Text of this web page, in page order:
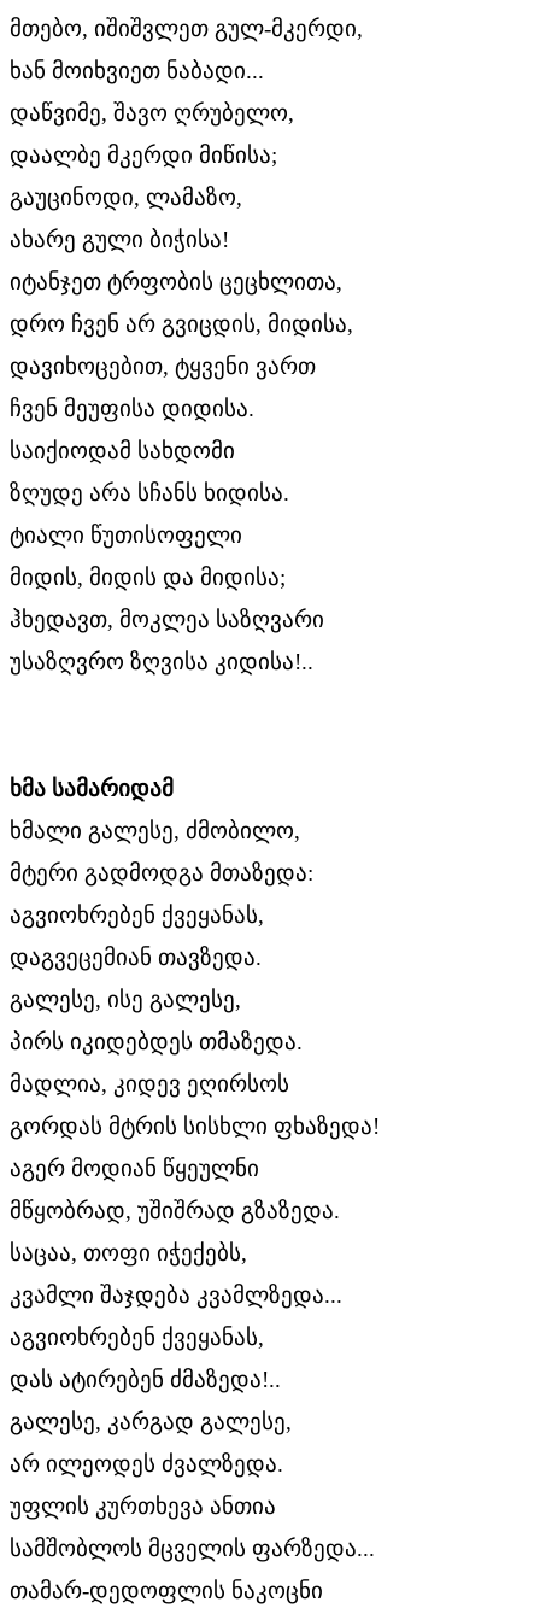
მთებო, იშიშვლეთ გულ-მკერდი,
ხან მოიხვიეთ ნაბადი...
დაწვიმე, შავო ღრუბელო,
დაალბე მკერდი მიწისა;
გაუცინოდი, ლამაზო,
ახარე გული ბიჭისა!
იტანჯეთ ტრფობის ცეცხლითა,
დრო ჩვენ არ გვიცდის, მიდისა,
დავიხოცებით, ტყვენი ვართ
ჩვენ მეუფისა დიდისა.
საიქიოდამ სახდომი
ზღუდე არა სჩანს ხიდისა.
ტიალი წუთისოფელი
მიდის, მიდის და მიდისა;
ჰხედავთ, მოკლეა საზღვარი
უსაზღვრო ზღვისა კიდისა!..
ხმა სამარიდამ
ხმალი გალესე, ძმობილო,
მტერი გადმოდგა მთაზედა:
აგვიოხრებენ ქვეყანას,
დაგვეცემიან თავზედა.
გალესე, ისე გალესე,
პირს იკიდებდეს თმაზედა.
მადლია, კიდევ ეღირსოს
გორდას მტრის სისხლი ფხაზედა!
აგერ მოდიან წყეულნი
მწყობრად, უშიშრად გზაზედა.
საცაა, თოფი იჭექებს,
კვამლი შაჯდება კვამლზედა...
აგვიოხრებენ ქვეყანას,
დას ატირებენ ძმაზედა!..
გალესე, კარგად გალესე,
არ ილეოდეს ძვალზედა.
უფლის კურთხევა ანთია
სამშობლოს მცველის ფარზედა...
თამარ-დედოფლის ნაკოცნი